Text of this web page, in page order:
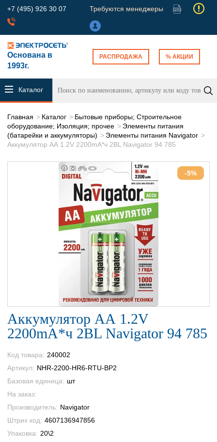
+7 (495) 926 30 07 Требуются менеджеры
Основана в
1993г.
РАСПРОДАЖА % АКЦИИ
Каталог
Главная Каталог
Бытовые приборы; Строительное
оборудование; Изоляция; прочее
Элементы питания
(батарейки и аккумуляторы)
Элементы питания Navigator
Аккумулятор АА 1.2V 2200mA*ч 2BL Navigator 94 785
-5%
Аккумулятор АА 1.2V
2200mA*ч 2BL Navigator 94 785
Код товара: 240002
Артикул: NHR-2200-HR6-RTU-BP2
Базовая единица: шт
На заказ:
Производитель: Navigator
Штрих код: 4607136947856
Упаковка: 20\2